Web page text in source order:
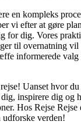
en kompleks
vi efter at gøre
for dig. Vores
til overnatning vil
informerede valg
Uanset hvor
inspirere dig og
Hos Rejse
verden!